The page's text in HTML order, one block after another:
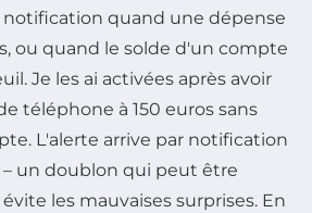
notification quand une dépense
ou quand le solde d'un compte
Je les ai activées après avoir
téléphone à 150 euros sans
L'alerte arrive par notification
un doublon qui peut être
les mauvaises surprises. En